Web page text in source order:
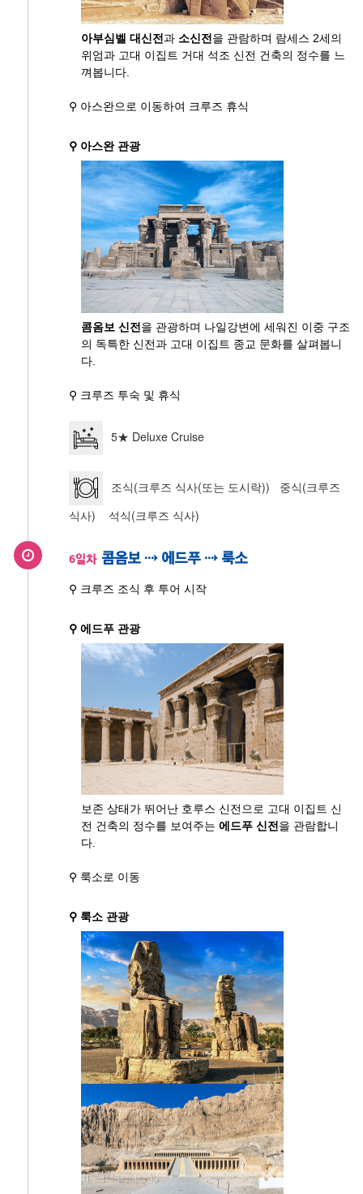
아부심벨 대신전과 소신전 을 관람하며 람세스 2세의
위엄과 고대 이집트 거대 석조 신전 건축의 정수를 느
껴봅니다.
⚲ 아스완으로 이동하여 크루즈 휴식
⚲ 아스완 관광
콤옴보 신전을 관광하며 나일강변에 세워진 이중 구조
의 독특한 신전과 고대 이집트 종교 문화를 살펴봅니
다.
⚲ 크루즈 투숙 및 휴식
5★ Deluxe Cruise
조식(크루즈 식사(또는 도시락)) 중식(크루즈
식사) 석식(크루즈 식사)
6일차 콤옴보 ⇢ 에드푸 ⇢ 룩소
⚲ 크루즈 조식 후 투어 시작
⚲ 에드푸 관광
보존 상태가 뛰어난 호루스 신전으로 고대 이집트 신
전 건축의 정수를 보여주는 에드푸 신전 을 관람합니
다.
⚲ 룩소로 이동
⚲ 룩소 관광